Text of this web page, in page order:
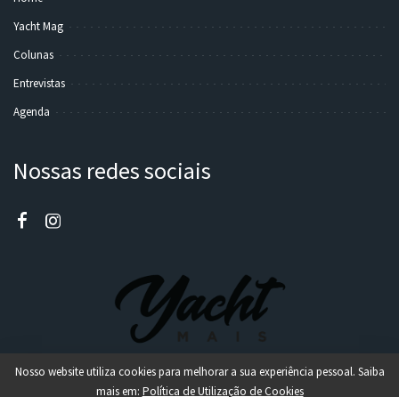
Yacht Mag
Colunas
Entrevistas
Agenda
Nossas redes sociais
Nosso website utiliza cookies para melhorar a sua experiência pessoal. Saiba
mais em: Política de Utilização de Cookies